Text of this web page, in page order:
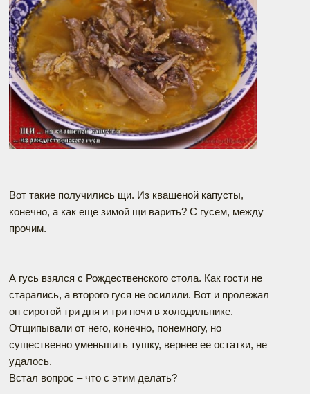
Вот такие получились щи. Из квашеной капусты,
конечно, а как еще зимой щи варить? С гусем, между
прочим.
А гусь взялся с Рождественского стола. Как гости не
старались, а второго гуся не осилили. Вот и пролежал
он сиротой три дня и три ночи в холодильнике.
Отщипывали от него, конечно, понемногу, но
существенно уменьшить тушку, вернее ее остатки, не
удалось.
Встал вопрос – что с этим делать?